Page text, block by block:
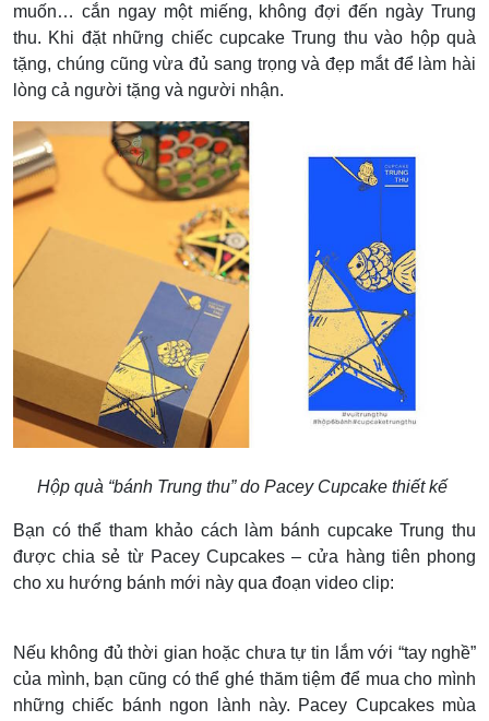
muốn… cắn ngay một miếng, không đợi đến ngày Trung
thu. Khi đặt những chiếc cupcake Trung thu vào hộp quà
tặng, chúng cũng vừa đủ sang trọng và đẹp mắt để làm hài
lòng cả người tặng và người nhận.
Hộp quà “bánh Trung thu” do Pacey Cupcake thiết kế
Bạn có thể tham khảo cách làm bánh cupcake Trung thu
được chia sẻ từ Pacey Cupcakes – cửa hàng tiên phong
cho xu hướng bánh mới này qua đoạn video clip:
Nếu không đủ thời gian hoặc chưa tự tin lắm với “tay nghề”
của mình, bạn cũng có thể ghé thăm tiệm để mua cho mình
những chiếc bánh ngon lành này. Pacey Cupcakes mùa